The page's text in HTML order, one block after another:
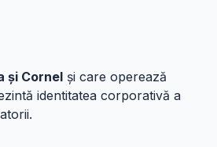
și Cornel și care operează
identitatea corporativă a